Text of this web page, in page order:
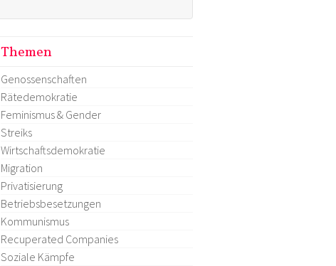
Themen
Genossenschaften
Rätedemokratie
Feminismus & Gender
Streiks
Wirtschaftsdemokratie
Migration
Privatisierung
Betriebsbesetzungen
Kommunismus
Recuperated Companies
Soziale Kämpfe